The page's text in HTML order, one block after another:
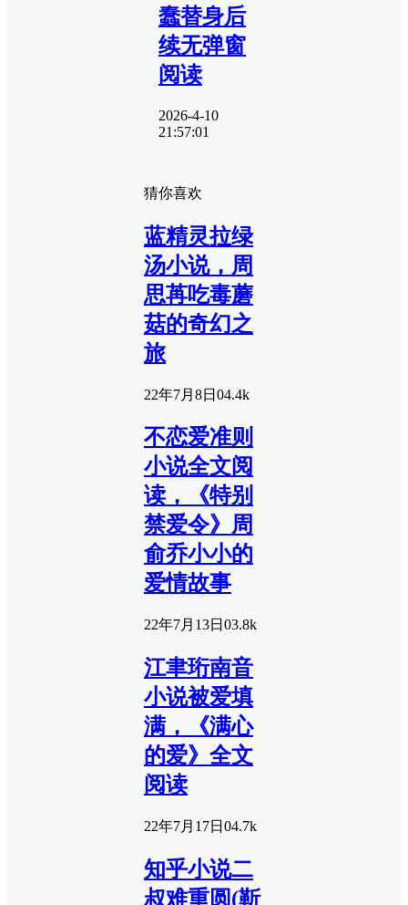
蠢替身后
续无弹窗
阅读
2026-4-10
21:57:01
猜你喜欢
蓝精灵拉绿
汤小说，周
思苒吃毒蘑
菇的奇幻之
旅
22年7月8日 04.4k
不恋爱准则
小说全文阅
读，《特别
禁爱令》周
俞乔小小的
爱情故事
22年7月13日 03.8k
江聿珩南音
小说被爱填
满，《满心
的爱》全文
阅读
22年7月17日 04.7k
知乎小说二
叔难重圆(靳